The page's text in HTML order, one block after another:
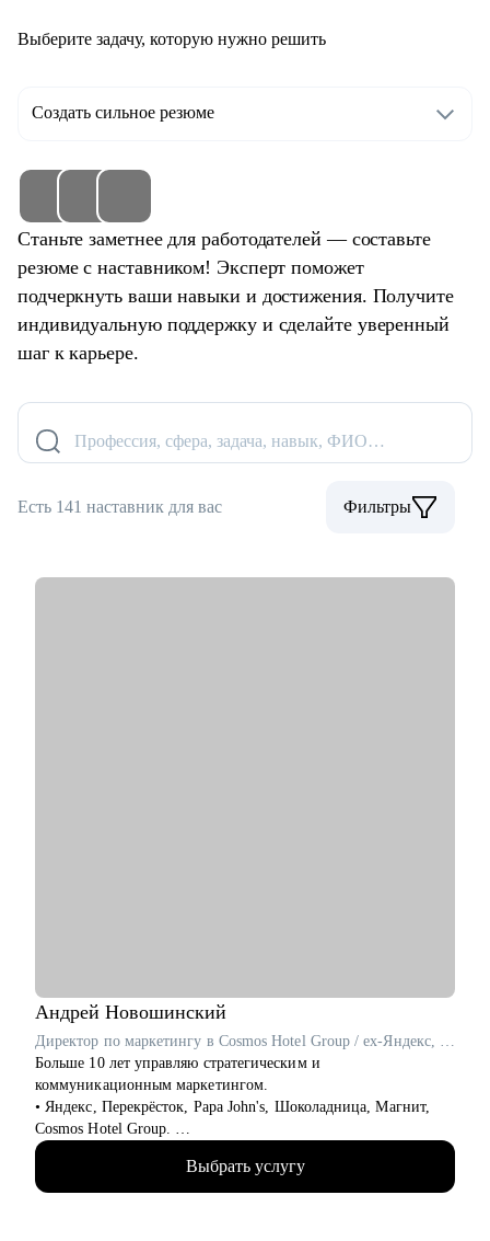
Выберите задачу, которую нужно решить
Создать сильное резюме
Станьте заметнее для работодателей — составьте
резюме с наставником! Эксперт поможет
подчеркнуть ваши навыки и достижения. Получите
индивидуальную поддержку и сделайте уверенный
шаг к карьере.
Профессия, сфера, задача, навык, ФИО…
Есть 141 наставник для вас Фильтры
Андрей Новошинский
Директор по маркетингу в Cosmos Hotel Group / ex-Яндекс, Перекрёсток, Papa John's
Больше 10 лет управляю стратегическим и
коммуникационным маркетингом.
• Яндекс, Перекрёсток, Papa John's, Шоколадница, Магнит,
Cosmos Hotel Group.
• ТОП 4 СМО рейтинга Коммерсантъ.
• Два высших образования: МИСИ и Финансовая академия
при Правительстве РФ. Сертифицированный бизнес-трекер.
Выбрать услугу